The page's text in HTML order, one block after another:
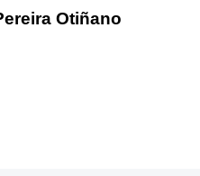
Otiñano